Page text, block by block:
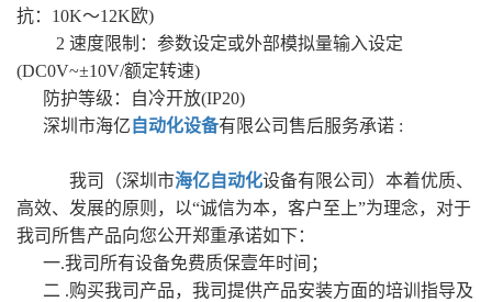
抗：10K～12K欧)
2 速度限制：参数设定或外部模拟量输入设定
(DC0V~±10V/额定转速)
防护等级：自冷开放(IP20)
深圳市海亿 自动化设备有限公司售后服务承诺 :
我司（深圳市海亿自动化设备有限公司）本着优质、
高效、发展的原则，以“诚信为本，客户至上”为理念，对于
我司所售产品向您公开郑重承诺如下：
一.我司所有设备免费质保壹年时间；
二 .购买我司产品，我司提供产品安装方面的培训指导及